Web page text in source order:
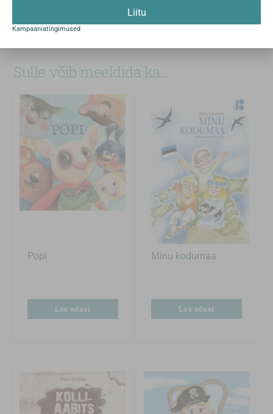
210×225 mm
Köide
kõva köide
Sulle võib meeldida ka…
Popi
Loe edasi
Minu kodumaa
Loe edasi
Liitu
Kampaaniatingimused